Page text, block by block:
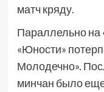
матч кряду.
Параллельно на
«Юности»
Молодечно».
минчан было